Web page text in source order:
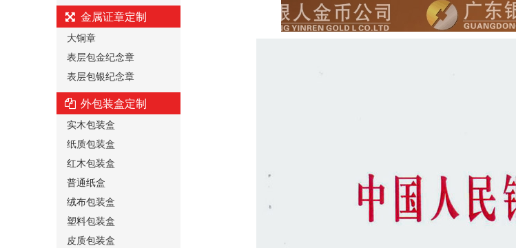
金属证章定制
大铜章
表层包金纪念章
表层包银纪念章
外包装盒定制
实木包装盒
纸质包装盒
红木包装盒
普通纸盒
绒布包装盒
塑料包装盒
皮质包装盒